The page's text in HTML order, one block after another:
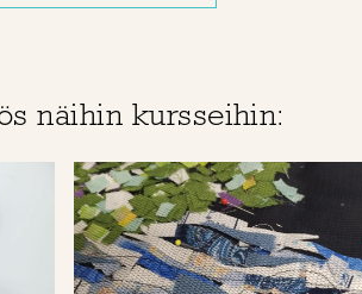
näihin kursseihin: